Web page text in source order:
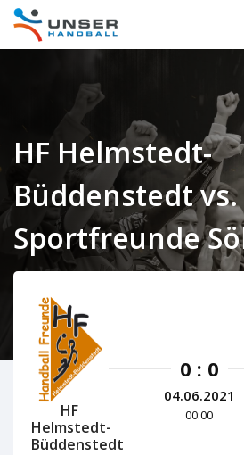
HF Helmstedt-
Büddenstedt vs.
Sportfreunde
HF
Helmstedt-
Büddenstedt
0 : 0
04.06.2021
00:00